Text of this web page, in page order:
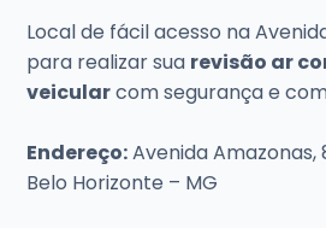
Local de fácil acesso na
para realizar sua revisão ar
veicularcom segurança e
Endereço:Avenida Amazonas,
Belo Horizonte – MG